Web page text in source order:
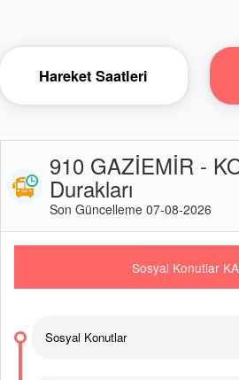
Hareket Saatleri
910 GAZİEMİR -
Durakları
Son Güncelleme 07-08-2026
Sosyal Konutlar
Sosyal Konutlar